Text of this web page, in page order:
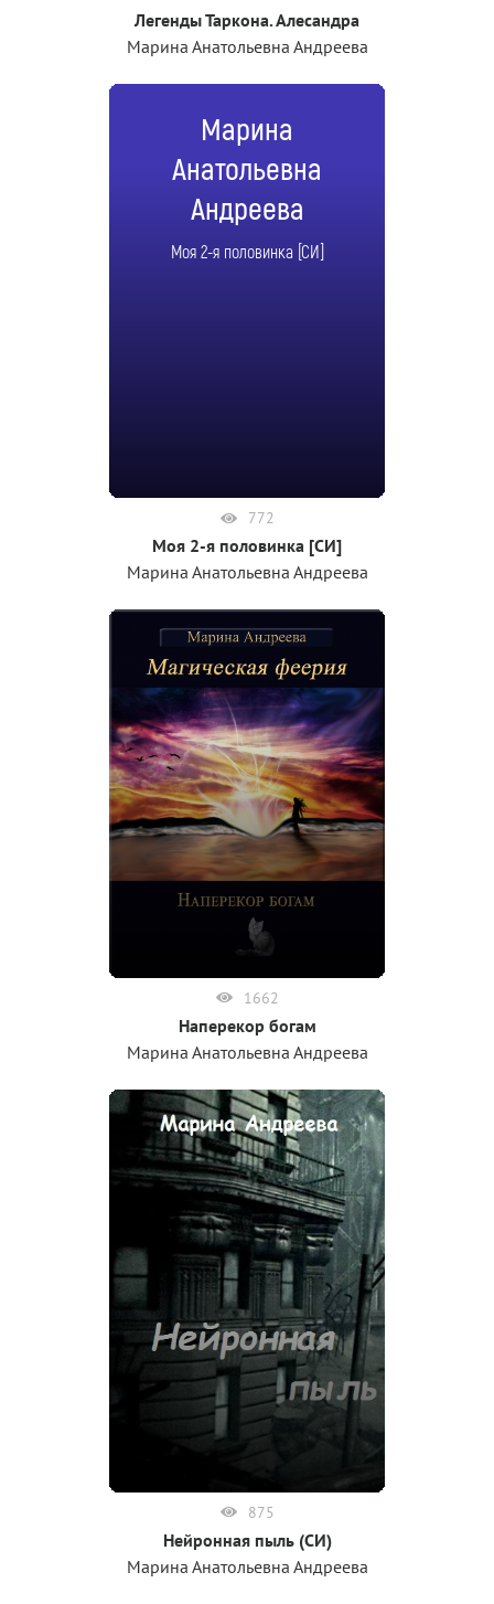
Легенды Таркона. Алесандра
Марина Анатольевна Андреева
Марина
Анатольевна
Андреева
Моя 2-я половинка [СИ]
772
Моя 2-я половинка [СИ]
Марина Анатольевна Андреева
1662
Наперекор богам
Марина Анатольевна Андреева
875
Нейронная пыль (СИ)
Марина Анатольевна Андреева